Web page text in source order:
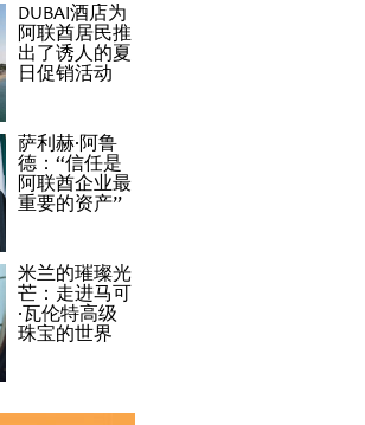
DUBAI酒店为
阿联酋居民推
出了诱人的夏
日促销活动
萨利赫·阿鲁
德：“信任是
阿联酋企业最
重要的资产”
米兰的璀璨光
芒：走进马可
·瓦伦特高级
珠宝的世界